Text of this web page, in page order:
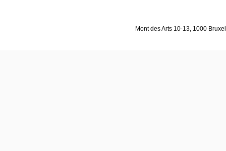
Mont des Arts 10-13, 1000